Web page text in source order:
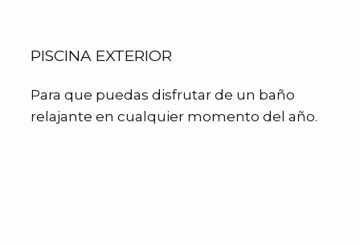
PISCINA EXTERIOR
Para que puedas disfrutar de un baño
relajante en cualquier momento del año.